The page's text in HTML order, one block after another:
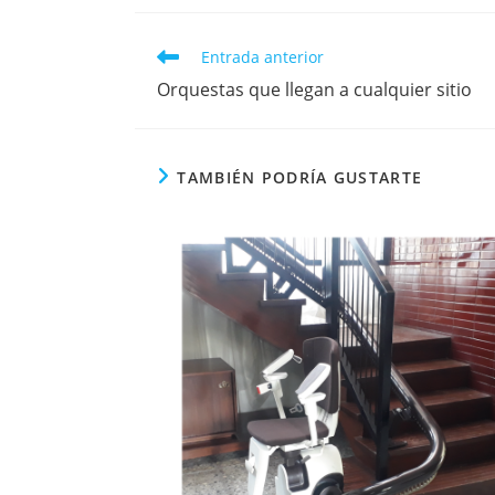
Entrada anterior
Orquestas que llegan a cualquier sitio
TAMBIÉN PODRÍA GUSTARTE